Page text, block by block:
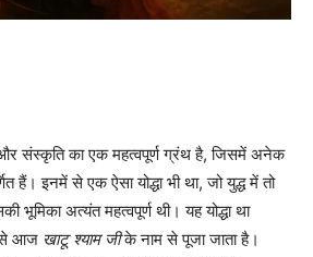
और संस्कृति का एक महत्वपूर्ण ग्रंथ है, जिसमें अनेक
हैं। इनमें से एक ऐसा योद्धा भी था, जो युद्ध में तो
भूमिका अत्यंत महत्वपूर्ण थी। यह योद्धा था
आज खाटू श्याम जीके नाम से पूजा जाता है।